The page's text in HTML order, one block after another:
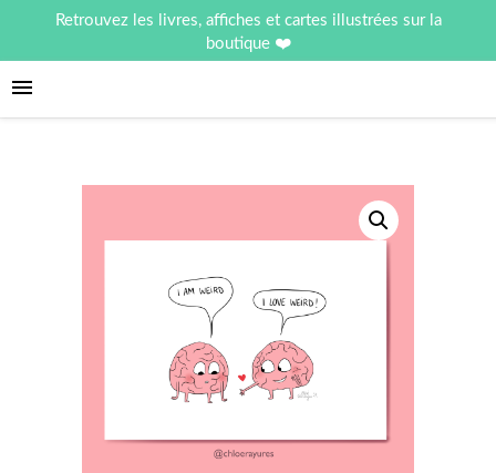
Retrouvez les livres, affiches et cartes illustrées sur la
boutique